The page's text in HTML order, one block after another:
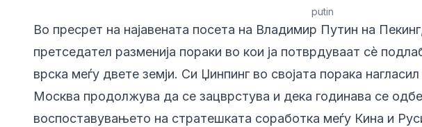
putin
Во пресрет на најавената посета на Владимир Путин на
претседател разменија пораки во кои ја потврдуваат сè
врска меѓу двете земји. Си Џинпинг во својата порака
Москва продолжува да се зацврстува и дека годинава се
воспоставувањето на стратешката соработка меѓу Кина и